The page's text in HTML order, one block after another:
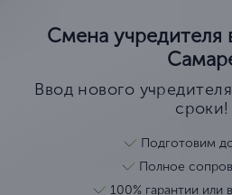
Смена
Ввод нового
сроки!
Подготовим
Полное
100% гарантии или